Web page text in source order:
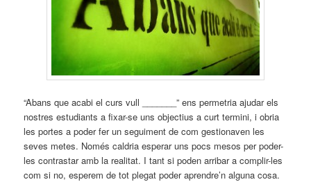
“Abans que acabi el curs vull _______” ens permetria ajudar els
nostres estudiants a fixar-se uns objectius a curt termini, i obria
les portes a poder fer un seguiment de com gestionaven les
seves metes. Només caldria esperar uns pocs mesos per poder-
les contrastar amb la realitat. I tant si poden arribar a complir-les
com si no, esperem de tot plegat poder aprendre’n alguna cosa.